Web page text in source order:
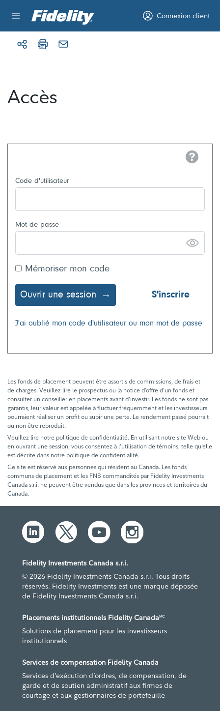
Connexion client
Accès
Help
Code d'utilisateur
Mot de passe
Mémoriser mon code
Ouvrir une session S'inscrire
J'ai oublié mon code d'utilisateur ou mon mot de passe
Les fonds de placement peuvent être assortis de commissions, de frais et
de charges. Veuillez lire le prospectus ou la notice d’offre d’un fonds et
consulter un conseiller en placements avant d’investir. Les fonds ne sont pas
garantis, leur valeur est appelée à fluctuer fréquemment et les investisseurs
pourraient réaliser un profit ou subir une perte. Le rendement passé pourrait
ou non être reproduit.
Veuillez lire notre politique de confidentialité. En utilisant notre site Web ou
en ouvrant une session, vous consentez à l’utilisation de témoins, telle qu’elle
est décrite dans notre politique de confidentialité.
Ce site est réservé aux personnes qui résident au Canada. Les fonds
communs de placement et les FNB commandités par Fidelity Investments
Canada s.r.i. ne peuvent être vendus que dans les provinces et territoires du
Canada.
Fidelity Investments Canada s.r.i.
© 2026 Fidelity Investments Canada s.r.i. Tous droits
réservés. Fidelity Investments est une marque déposée
de Fidelity Investments Canada s.r.i.
Placements institutionnels Fidelity CanadaMC
Solutions de placement pour les investisseurs
institutionnels
Services de compensation Fidelity Canada
Services d’exécution d’ordres, de compensation, de
garde et de soutien administratif aux firmes de
courtage et aux gestionnaires de portefeuille